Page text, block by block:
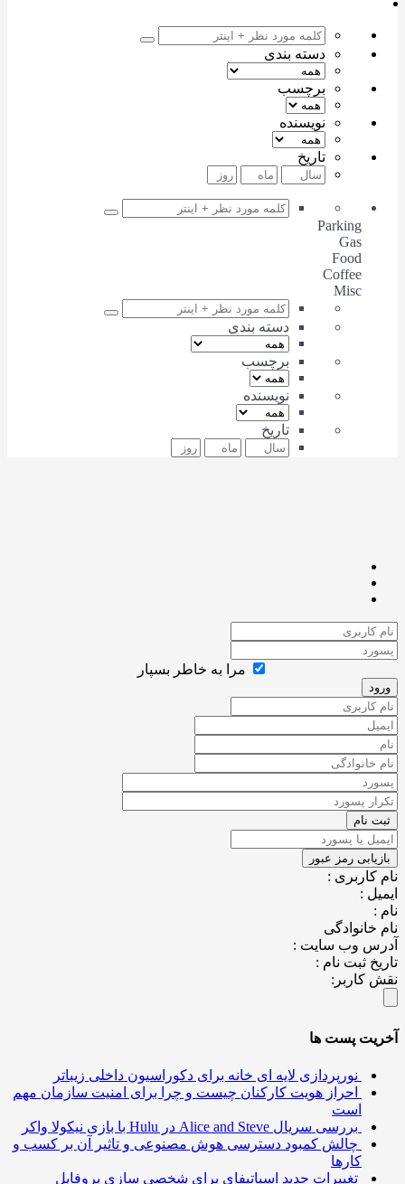
دسته بندی
برچسب
نویسنده
تاریخ
Parking
Coffee
دسته بندی
برچسب
نویسنده
تاریخ
مرا به خاطر بسپار
:
:
وب سایت :
ثبت نام :
کاربر:
پست ها
نورپردازی لایه ای خانه برای دکوراسیون داخلی زیباتر
احراز هویت کارکنان چیست و چرا برای امنیت سازمان مهم
بررسی سریال Alice and Steve در Hulu با بازی نیکولا واکر
چالش کمبود دسترسی هوش مصنوعی و تاثیر آن بر کسب و
کارها
تغییرات جدید اسپاتیفای برای شخصی سازی پروفایل